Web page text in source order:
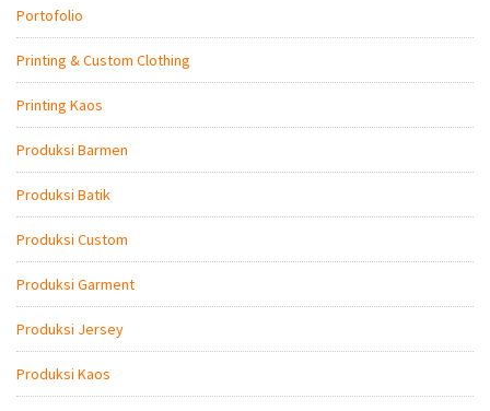
Portofolio
Printing & Custom Clothing
Printing Kaos
Produksi Barmen
Produksi Batik
Produksi Custom
Produksi Garment
Produksi Jersey
Produksi Kaos